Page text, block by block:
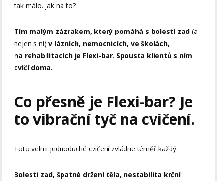
tak málo. Jak na to?
Tím malým zázrakem, který pomáhá s bolestí zad(a
nejen s ní) v lázních, nemocnicích, ve školách,
na rehabilitacích je Flexi-bar. Spousta klientů s ním
cvičí doma.
Co přesně je Flexi-bar? Je
to vibrační tyč na cvičení.
Toto velmi jednoduché cvičení zvládne téměř každý.
Bolesti zad, špatné držení těla, nestabilita krční